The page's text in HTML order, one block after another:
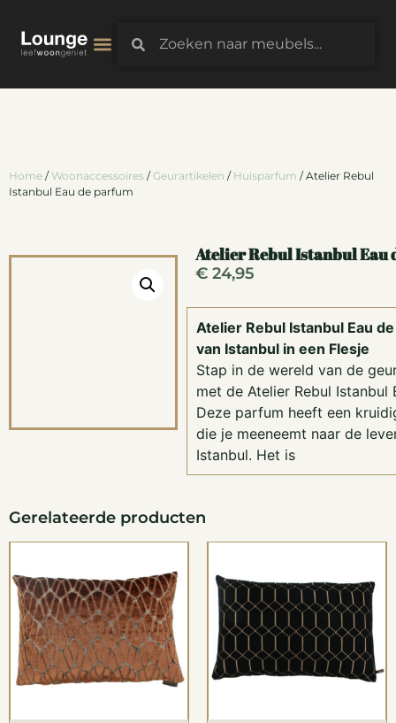
Home / Woonaccessoires /Geurartikelen / Huisparfum / Atelier Rebul
Istanbul Eau de parfum
Atelier Rebul Istanbul Eau
€24,95
Atelier Rebul Istanbul Eau
van Istanbul in een Flesje
Stap in de wereld van de
met de Atelier Rebul Istanbul
Deze parfum heeft een
die je meeneemt naar de
Istanbul. Het is
Gerelateerde producten